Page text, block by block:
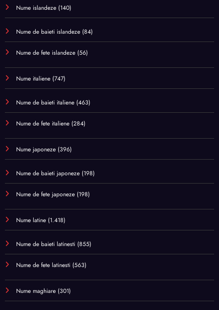
Nume islandeze (140)
Nume de baieti islandeze (84)
Nume de fete islandeze (56)
Nume italiene (747)
Nume de baieti italiene (463)
Nume de fete italiene (284)
Nume japoneze (396)
Nume de baieti japoneze (198)
Nume de fete japoneze (198)
Nume latine (1.418)
Nume de baieti latinesti (855)
Nume de fete latinesti (563)
Nume maghiare (301)